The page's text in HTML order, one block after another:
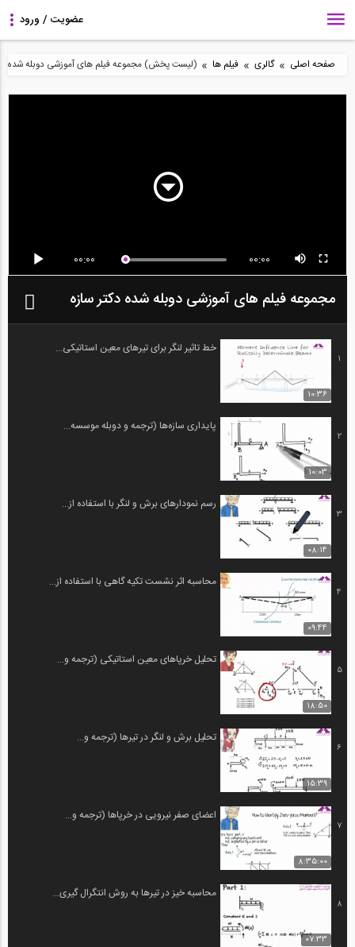
صفحه اصلی » گالری » فیلم ها » (لیست پخش) مجموعه فیلم های آموزشی دوبله شده
00:00 00:00
مجموعه فیلم های آموزشی دوبله شده دکتر سازه
1
10:36
خط تاثیر لنگر برای تیرهای معین استاتیکی...
2
10:03
پایداری سازه‌ها (ترجمه و دوبله موسسه...
3
08:14
رسم نمودارهای برش و لنگر با استفاده از...
4
09:44
محاسبه اثر نشست تکیه گاهی با استفاده از...
5
18:50
تحلیل خرپاهای معین استاتیکی (ترجمه و...
6
15:39
تحلیل برش و لنگر در تیرها (ترجمه و...
7
8:35:00
اعضای صفر نیرویی در خرپاها (ترجمه و...
8
07:33
محاسبه خیز در تیرها به روش انتگرال گیری...